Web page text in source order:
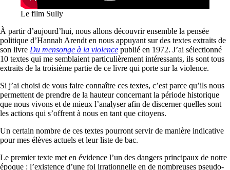
Le film Sully
À partir d’aujourd’hui, nous allons découvrir ensemble la pensée
politique d’Hannah Arendt en nous appuyant sur des textes extraits de
son livre Du mensonge à la violence publié en 1972. J’ai sélectionné
10 textes qui me semblaient particulièrement intéressants, ils sont tous
extraits de la troisième partie de ce livre qui porte sur la violence.
Si j’ai choisi de vous faire connaître ces textes, c’est parce qu’ils nous
permettent de prendre de la hauteur concernant la période historique
que nous vivons et de mieux l’analyser afin de discerner quelles sont
les actions qui s’offrent à nous en tant que citoyens.
Un certain nombre de ces textes pourront servir de manière indicative
pour mes élèves actuels et leur liste de bac.
Le premier texte met en évidence l’un des dangers principaux de notre
époque : l’existence d’une foi irrationnelle en de nombreuses pseudo-